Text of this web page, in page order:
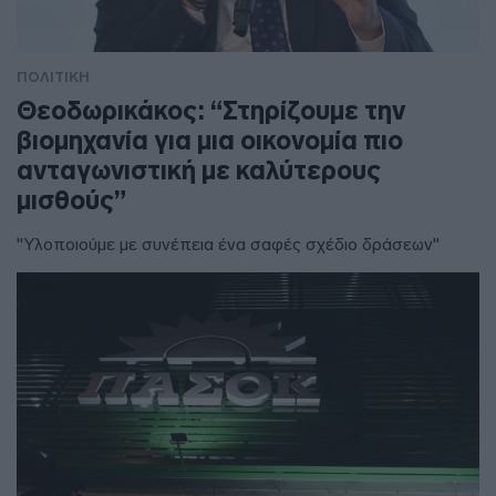
ΠΟΛΙΤΙΚΗ
Θεοδωρικάκος: “Στηρίζουμε την
βιομηχανία για μια οικονομία πιο
ανταγωνιστική με καλύτερους
μισθούς”
"Υλοποιούμε με συνέπεια ένα σαφές σχέδιο δράσεων"